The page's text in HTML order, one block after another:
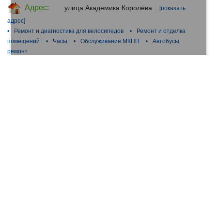
Адрес:
улица Академика Королёва... [показать
адрес]
•
Ремонт и диагностика для велосипедов •
Ремонт и отделка
помещений
• Часы • Обслуживание МКПП •
Автобусы
ремонт